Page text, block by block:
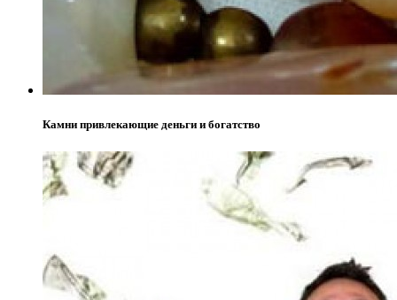
Камни привлекающие деньги и богатство